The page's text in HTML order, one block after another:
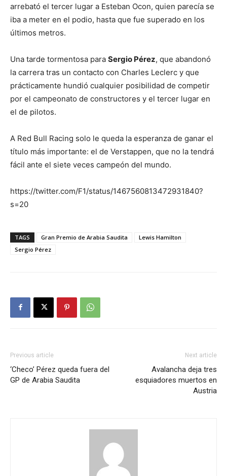
arrebató el tercer lugar a Esteban Ocon, quien parecía se
iba a meter en el podio, hasta que fue superado en los
últimos metros.
Una tarde tormentosa para Sergio Pérez, que abandonó
la carrera tras un contacto con Charles Leclerc y que
prácticamente hundió cualquier posibilidad de competir
por el campeonato de constructores y el tercer lugar en
el de pilotos.
A Red Bull Racing solo le queda la esperanza de ganar el
título más importante: el de Verstappen, que no la tendrá
fácil ante el siete veces campeón del mundo.
https://twitter.com/F1/status/1467560813472931840?
s=20
TAGS Gran Premio de Arabia Saudita
Lewis Hamilton
Sergio Pérez
Previous article
‘Checo’ Pérez queda fuera del
GP de Arabia Saudita
Next article
Avalancha deja tres
esquiadores muertos en
Austria